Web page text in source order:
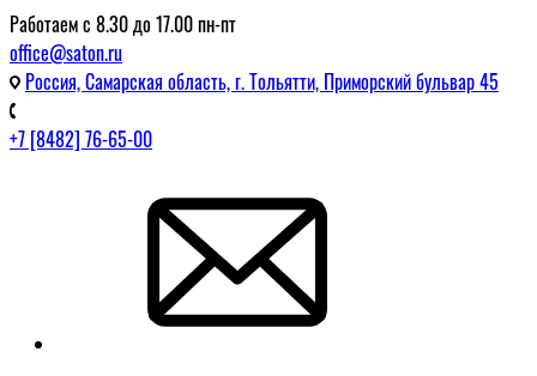
Работаем с 8.30 до 17.00 пн-пт
office@saton.ru
Россия, Самарская область, г. Тольятти, Приморский бульвар 45
+7 [8482] 76-65-00